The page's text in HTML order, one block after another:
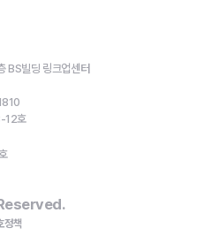
BS빌딩 링크업센터
12호
정책